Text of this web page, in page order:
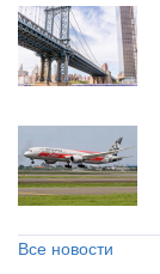
Все новости